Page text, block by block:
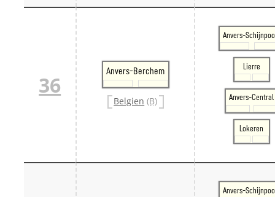
36
Anvers-Berchem
Belgien (B)
Anvers-
Lierre
Anvers-Central
Lokeren
Anvers-